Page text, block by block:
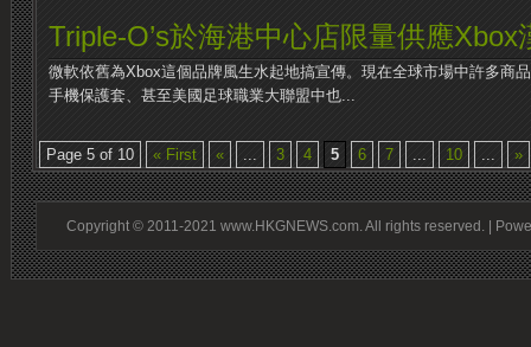
Triple-O’s於海港中心店限量供應Xbox
微軟依舊為Xbox這個品牌風生水起地搞宣傳。現在全球市場中許多商
手機保護套、甚至美國足球職業大聯盟中也...
Page 5 of 10 « First « ... 3 4 5 6 7 ... 10 ... »
Copyright © 2011-2021 www.HKGNEWS.com. All rights reserved. |